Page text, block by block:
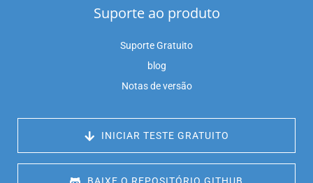
Suporte ao produto
Suporte Gratuito
blog
Notas de versão
INICIAR TESTE GRATUITO